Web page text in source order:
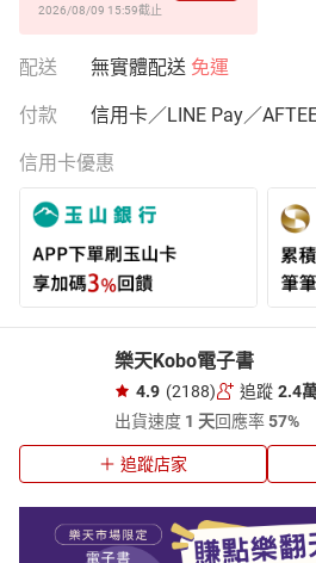
2026/08/09 15:59截止
配送 無實體配送 免運
付款 信用卡／LINE Pay／
信用卡優惠
樂天Kobo電子書
4.9 (2188) 追蹤 2.4
出貨速度 1 天回應率57%
追蹤店家